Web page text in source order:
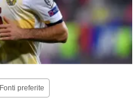
Fonti preferite